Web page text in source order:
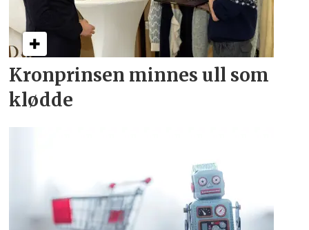
Kronprinsen minnes ull som
klødde